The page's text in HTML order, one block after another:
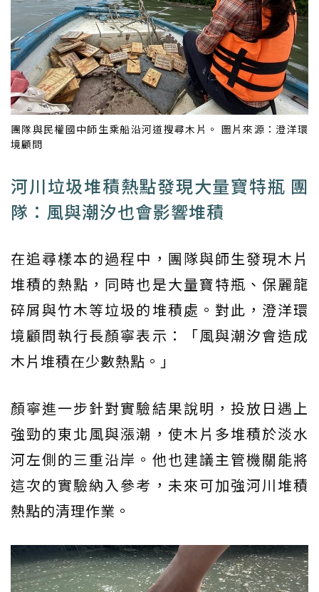
團隊與民權國中師生乘船沿河道搜尋木片。 圖片來源：澄洋環
境顧問
河川垃圾堆積熱點發現大量寶特瓶 團
隊：風與潮汐也會影響堆積
在追尋樣本的過程中，團隊與師生發現木片
堆積的熱點，同時也是大量寶特瓶、保麗龍
碎屑與竹木等垃圾的堆積處。對此，澄洋環
境顧問執行長顏寧表示：「風與潮汐會造成
木片堆積在少數熱點。」
顏寧進一步針對實驗結果說明，投放日遇上
強勁的東北風與漲潮，使木片多堆積於淡水
河左側的三重沿岸。他也建議主管機關能將
這次的實驗納入參考，未來可加強河川堆積
熱點的清理作業。